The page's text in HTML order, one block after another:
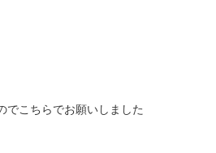
でこちらでお願いしました